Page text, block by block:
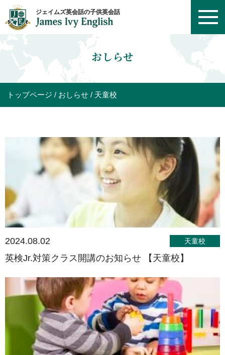
おしらせ
トップページ おしらせ 天童校
2024.08.02 天童校
英検Jr.対策クラス開講のお知らせ 【天童校】